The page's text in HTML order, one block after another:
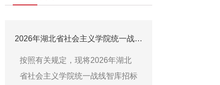
2026年湖北省社会主义学院统一战线智库理论研究课题立项名单和资政建言课题预立项名单公示
按照有关规定，现将2026年湖北
省社会主义学院统一战线智库招标